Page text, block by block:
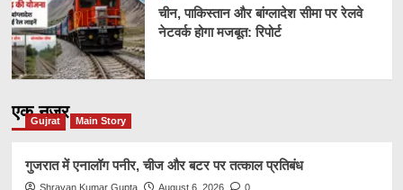
चीन, पाकिस्तान और बांग्लादेश सीमा पर रेलवे
नेटवर्क होगा मजबूत: रिपोर्ट
एक नज़र
Gujrat Main Story
गुजरात में एनालॉग पनीर, चीज और बटर पर तत्काल प्रतिबंध
Shravan Kumar Gupta August 6, 2026 0